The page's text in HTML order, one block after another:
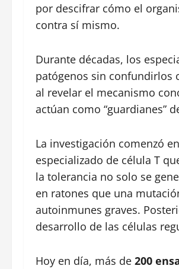
por descifrar cómo el
contra sí mismo.
Durante décadas, los
patógenos sin confundirlos
al revelar el mecanismo
actúan como “guardianes”
La investigación comenzó
especializado de célula T
la tolerancia no solo se
en ratones que una
autoinmunes graves.
desarrollo de las células
Hoy en día, más de 200